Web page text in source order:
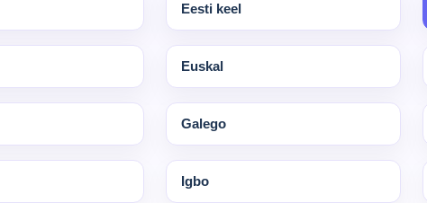
Eesti keel
Euskal
Galego
Igbo